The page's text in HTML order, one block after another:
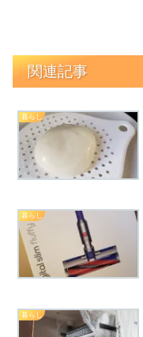
関連記事
暮らし
暮らし
暮らし